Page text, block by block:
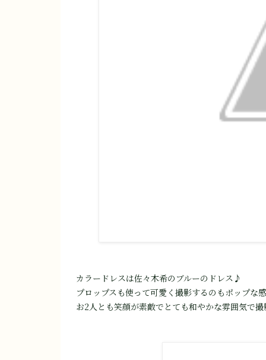
カラードレスは佐々木希のブルーのドレス♪
プロップスも使って可愛く撮影するのもポップな
お2人とも笑顔が素敵でとても和やかな雰囲気で